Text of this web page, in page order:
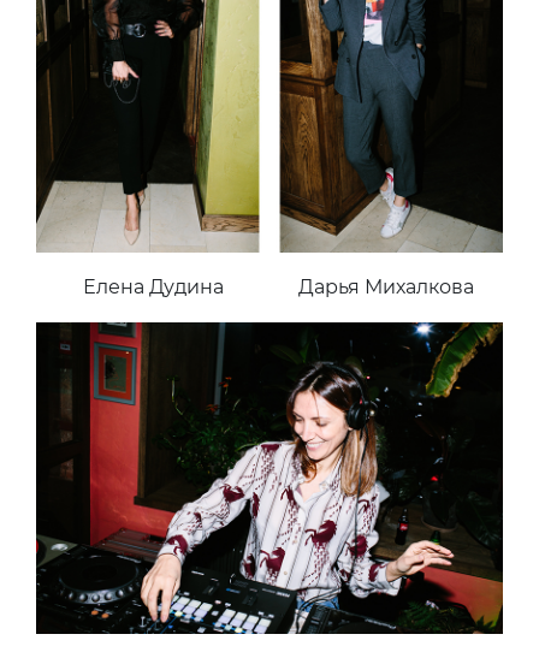
Елена Дудина Дарья Михалкова